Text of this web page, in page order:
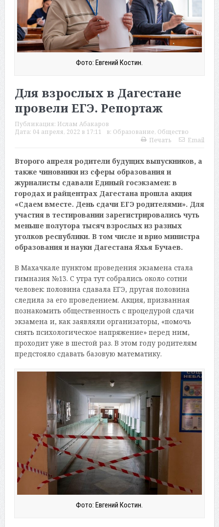
Фото: Евгений Костин.
Для взрослых в Дагестане
провели ЕГЭ. Репортаж
Публикация: Ислам Абакаров
Дата: 04 апреля, 2022 в 17:11 в: Образование, Общество
Печать
Email
Второго апреля родители будущих выпускников, а
также чиновники из сферы образования и
журналисты сдавали Единый госэкзамен: в
городах и райцентрах Дагестана прошла акция
«Сдаем вместе. День сдачи ЕГЭ родителями». Для
участия в тестировании зарегистрировались чуть
меньше полутора тысяч взрослых из разных
уголков республики. В том числе и врио министра
образования и науки Дагестана Яхья Бучаев.
В Махачкале пунктом проведения экзамена стала
гимназия №13. С утра тут собрались около сотни
человек: половина сдавала ЕГЭ, другая половина
следила за его проведением. Акция, призванная
познакомить общественность с процедурой сдачи
экзамена и, как заявляли организаторы, «помочь
снять психологическое напряжение» перед ним,
проходит уже в шестой раз. В этом году родителям
предстояло сдавать базовую математику.
Фото: Евгений Костин.